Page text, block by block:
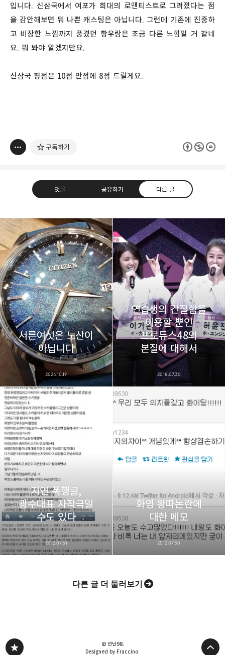
입니다. 신삼국에서 여포가 희대의 로맨티스트로 그려졌다는 점
을 감안해보면 뭐 나쁜 캐스팅은 아닙니다. 그런데 기존에 진중하
고 비장한 느낌까지 풍겼던 항우랑은 조금 다른 느낌일 거 같네
요. 뭐 봐야 알겠지만요.
신삼국 평점은 10점 만점에 8점 드릴게요.
구독하기
댓글 공유하기 다른 글
thebravepost.com
bravesjb@gmail.com, South Korea, Since 2004
구독하기
구독하기 카카오톡 라인 트위터
카카오스토리 밴드 네이버 블로그
서른여섯은 노산이
아닙니다
2024.10.19
연습생의 간절함을
이용할 뿐인
프로듀스48의
본질에 대해서
2018.07.30
지연 폭행글,
광수대표 자작극일
수도 있다
2012.07.31
화영 왕따논란에
대한 메모
2012.07.30
다른 글 더 둘러보기
© 안난98.
Designed by Fraccino.